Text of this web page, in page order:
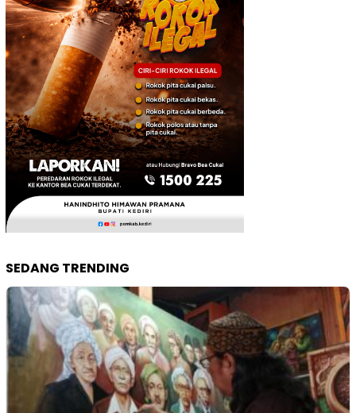
SEDANG TRENDING